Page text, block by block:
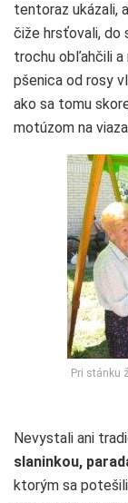
tentoraz ukázali,
čiže hrsťovali, do
trochu obľahčili a
pšenica od rosy
ako sa tomu
motúzom na
Pri stánku
Nevystali ani
slaninkou,
ktorým sa